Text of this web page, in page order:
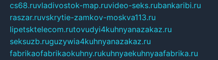
cs68.ruvladivostok-map.ruvideo-seks.rubankaribi.ru
raszar.ruvskrytie-zamkov-moskva113.ru
lipetsktelecom.rutovudyi4kuhnyanazakaz.ru
seksuzb.ruguzywia4kuhnyanazakaz.ru
fabrikaofabrikaokuhny.rukuhnyaekuhnyaafabrika.ru